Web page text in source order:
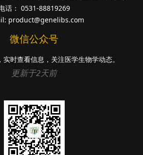
话： 0531-88819269
product@genelibs.com
微信公众号
时查看信息，关注医学生物学动态。
更新于2天前